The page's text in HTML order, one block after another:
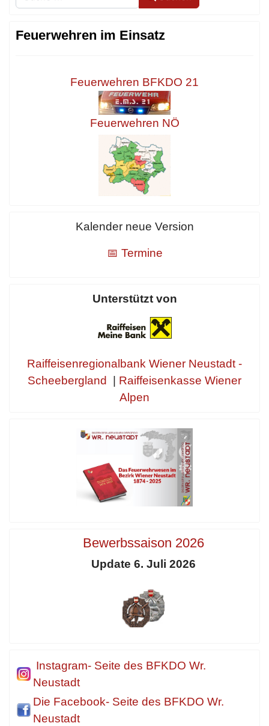
Feuerwehren im Einsatz
Feuerwehren BFKDO 21
Feuerwehren NÖ
Kalender neue Version
📅 Termine
Unterstützt von
Raiffeisenregionalbank Wiener Neustadt -
Scheebergland
Raiffeisenkasse Wiener
Alpen
Bewerbssaison 2026
Update 6. Juli 2026
Instagram- Seite des BFKDO Wr.
Neustadt
Die Facebook- Seite des BFKDO Wr.
Neustadt